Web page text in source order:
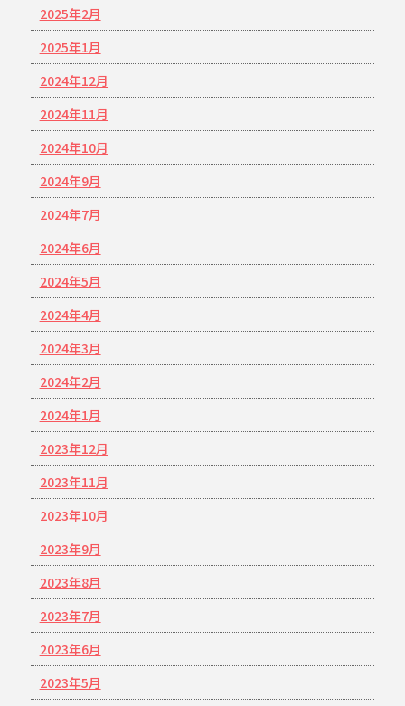
2025年2月
2025年1月
2024年12月
2024年11月
2024年10月
2024年9月
2024年7月
2024年6月
2024年5月
2024年4月
2024年3月
2024年2月
2024年1月
2023年12月
2023年11月
2023年10月
2023年9月
2023年8月
2023年7月
2023年6月
2023年5月